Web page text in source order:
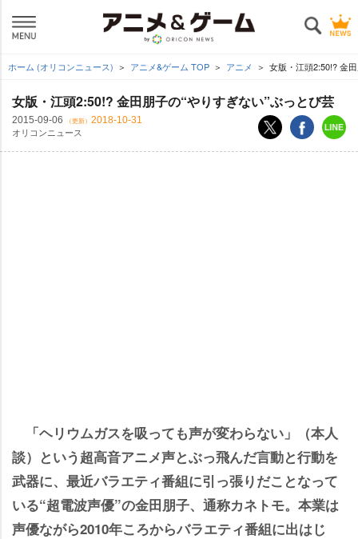
ホーム (オリコンニュース) アニメ&ゲーム TOP アニメ 女版・江頭2:50!? 金
女版・江頭2:50!? 金田朋子の“やりすぎない”ぶっとび芸
2015-09-06 （更新） 2018-10-31
オリコンニュース
「ヘリウムガスを吸っても声が変わらない」（本人
談）という超高音アニメ声とぶっ飛んだ言動と行動を
武器に、最近バラエティ番組に引っ張りだことなって
いる“超電波声優”の金田朋子、通称カネトモ。本業は
声優ながら2010年ころからバラエティ番組に出はじ